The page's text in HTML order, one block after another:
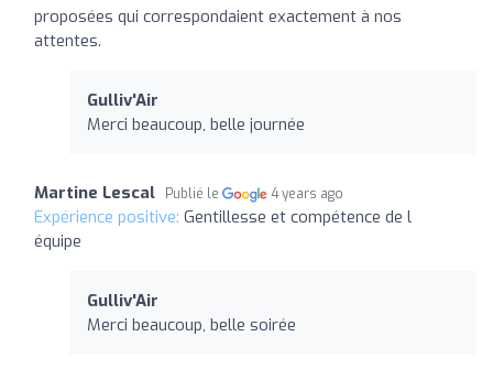
proposées qui correspondaient exactement à nos
attentes.
Gulliv'Air
Merci beaucoup, belle journée
Martine Lescal Publié le 4 years ago
Expérience positive: Gentillesse et compétence de l
équipe
Gulliv'Air
Merci beaucoup, belle soirée